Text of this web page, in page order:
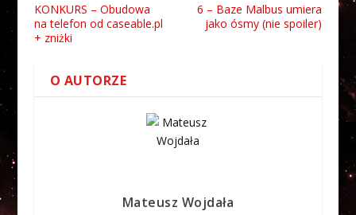
KONKURS – Obudowa
na telefon od caseable.pl
+ zniżki
6 – Baze Malbus umiera
jako ósmy (nie spoiler)
O AUTORZE
Mateusz Wojdała